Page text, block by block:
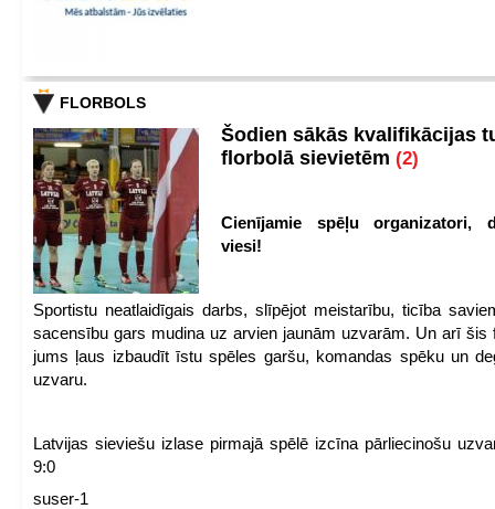
FLORBOLS
Šodien sākās kvalifikācijas
florbolā sievietēm (2)
Cienījamie spēļu organizatori,
viesi!
Sportistu neatlaidīgais darbs, slīpējot meistarību, ticība
sacensību gars mudina uz arvien jaunām uzvarām. Un arī šis
jums ļaus izbaudīt īstu spēles garšu, komandas spēku un
uzvaru.
Latvijas sieviešu izlase pirmajā spēlē izcīna pārliecinošu
9:0
suser-1